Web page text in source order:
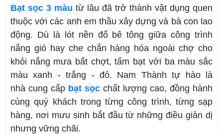
Bạt sọc 3 màu từ lâu đã trở thành vật dụng quen
thuộc với các anh em thầu xây dựng và bà con lao
động. Dù là lót nền đổ bê tông giữa công trình
nắng gió hay che chắn hàng hóa ngoài chợ cho
khỏi nắng mưa bất chợt, tấm bạt với ba màu sắc
màu xanh - trắng - đỏ. Nam Thành tự hào là
nhà cung cấp bạt sọc chất lượng cao, đồng hành
cùng quý khách trong từng công trình, từng sạp
hàng, nơi mưu sinh bắt đầu từ những điều giản dị
nhưng vững chãi.